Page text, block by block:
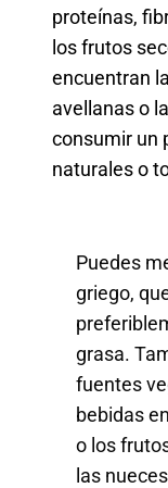
proteínas,
los frutos
encuentran
avellanas o
consumir un
naturales o
Puedes
griego,
grasa.
fuentes
bebidas
o los
las